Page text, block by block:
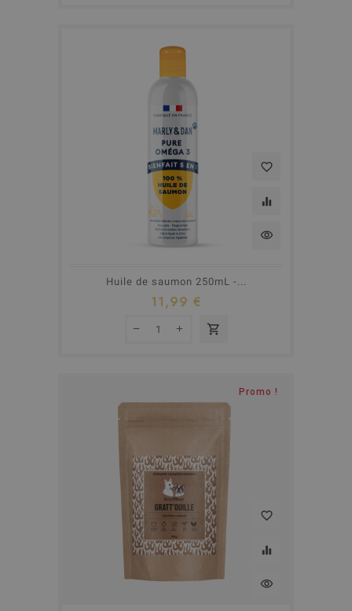
favorite_border
equalizer
visibility
Huile de saumon 250mL -...
11,99 €
shopping_cart
Promo !
favorite_border
equalizer
visibility